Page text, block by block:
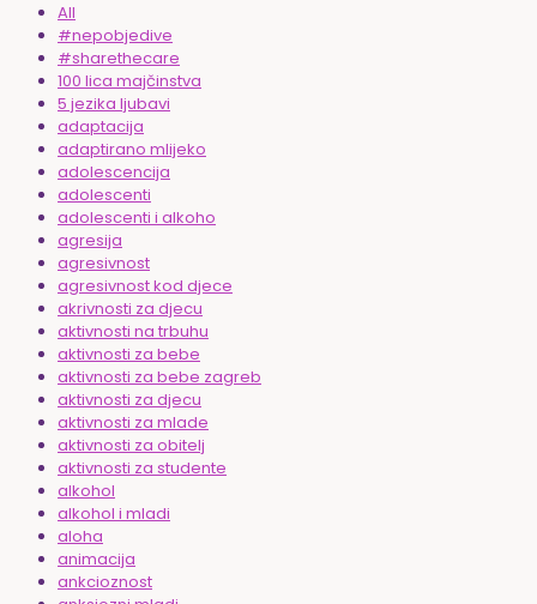
All
#nepobjedive
#sharethecare
100 lica majčinstva
5 jezika ljubavi
adaptacija
adaptirano mlijeko
adolescencija
adolescenti
adolescenti i alkoho
agresija
agresivnost
agresivnost kod djece
akrivnosti za djecu
aktivnosti na trbuhu
aktivnosti za bebe
aktivnosti za bebe zagreb
aktivnosti za djecu
aktivnosti za mlade
aktivnosti za obitelj
aktivnosti za studente
alkohol
alkohol i mladi
aloha
animacija
ankcioznost